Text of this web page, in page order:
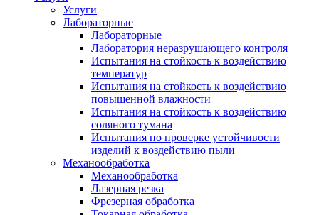
Услуги
Лабораторные
Лабораторные
Лаборатория неразрушающего контроля
Испытания на стойкость к воздействию
температур
Испытания на стойкость к воздействию
повышенной влажности
Испытания на стойкость к воздействию
соляного тумана
Испытания по проверке устойчивости
изделий к воздействию пыли
Механообработка
Механообработка
Лазерная резка
Фрезерная обработка